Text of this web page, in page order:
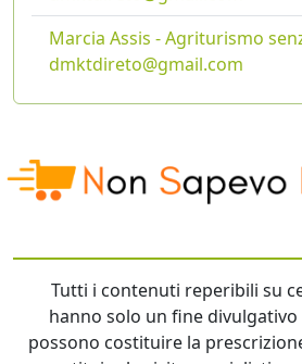
Marcia Assis - Agriturismo
dmktdireto@gmail.com
Tutti i contenuti reperibili su
hanno solo un fine divulgativo
possono costituire la